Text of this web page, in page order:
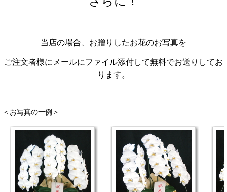
当店の場合、お贈りしたお花のお写真を
ご注文者様にメールにファイル添付して無料でお送りしてお
ります。
＜お写真の一例＞